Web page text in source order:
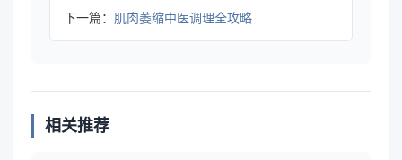
下一篇： 肌肉萎缩中医调理全攻略
相关推荐